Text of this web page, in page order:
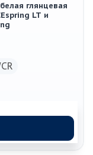
глянцевая
LT и